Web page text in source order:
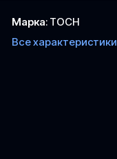
Марка: ТОСН
Все характеристики